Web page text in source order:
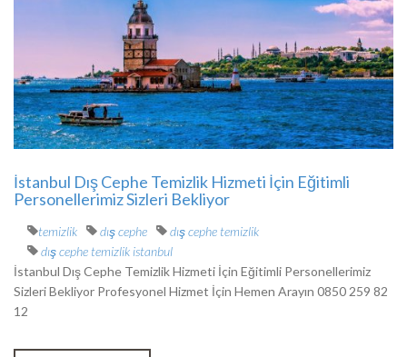
İstanbul Dış Cephe Temizlik Hizmeti İçin Eğitimli
Personellerimiz Sizleri Bekliyor
temizlik dış cephe
dış cephe temizlik
dış cephe temizlik istanbul
İstanbul Dış Cephe Temizlik Hizmeti İçin Eğitimli Personellerimiz
Sizleri Bekliyor Profesyonel Hizmet İçin Hemen Arayın 0850 259 82
12